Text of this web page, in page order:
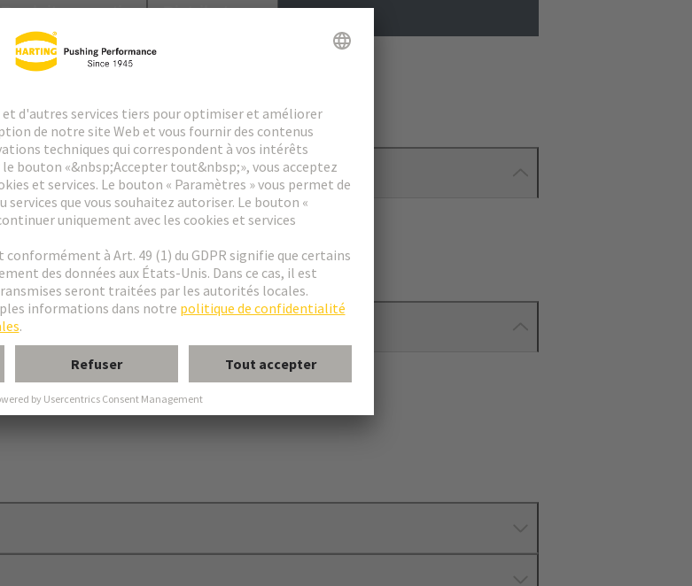
Produits assortis Distributeurs